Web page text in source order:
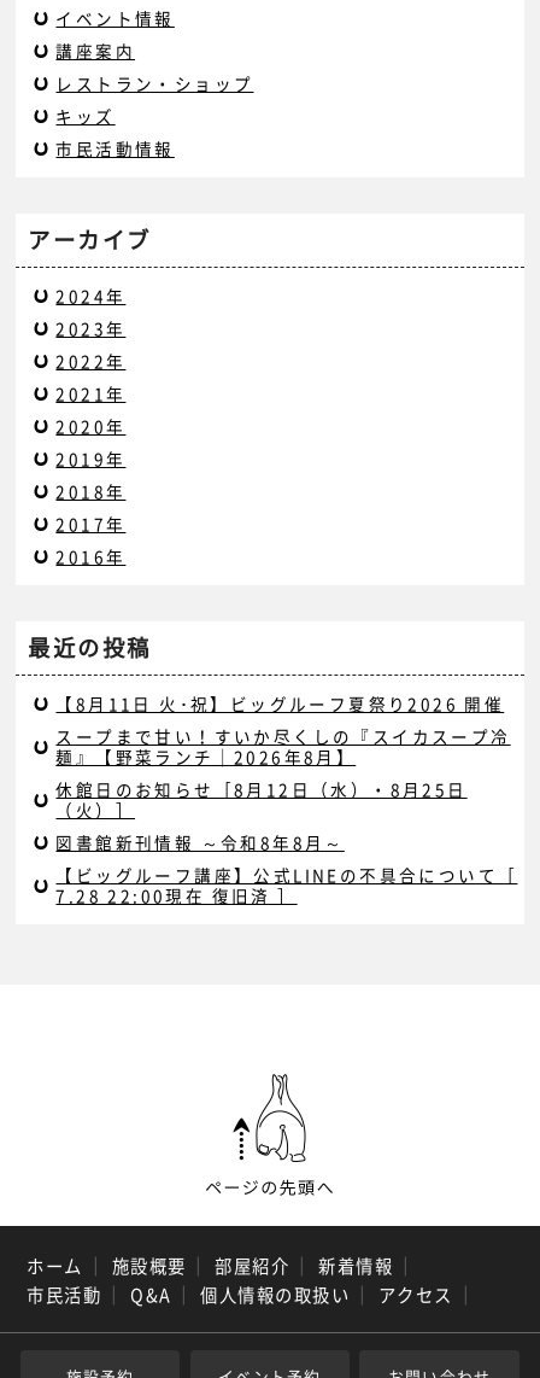
イベント情報
講座案内
レストラン・ショップ
キッズ
市民活動情報
アーカイブ
2024年
2023年
2022年
2021年
2020年
2019年
2018年
2017年
2016年
最近の投稿
【8月11日 火･祝】ビッグルーフ夏祭り2026 開催
スープまで甘い！すいか尽くしの『スイカスープ冷
麺』【野菜ランチ｜2026年8月】
休館日のお知らせ［8月12日（水）・8月25日
（火）］
図書館新刊情報 ～令和8年8月～
【ビッグルーフ講座】公式LINEの不具合について［
7.28 22:00現在 復旧済 ］
ホーム ｜ 施設概要 ｜ 部屋紹介 ｜ 新着情報 ｜
市民活動 ｜ Q&A ｜ 個人情報の取扱い ｜ アクセス ｜